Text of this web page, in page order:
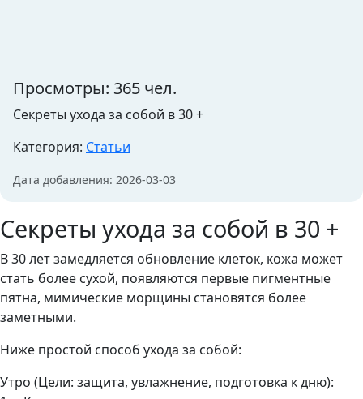
Просмотры: 365 чел.
Секреты ухода за собой в 30 +
Категория: Статьи
Дата добавления: 2026-03-03
Секреты ухода за собой в 30 +
В 30 лет замедляется обновление клеток, кожа может
стать более сухой, появляются первые пигментные
пятна, мимические морщины становятся более
заметными.
Ниже простой способ ухода за собой:
Утро (Цели: защита, увлажнение, подготовка к дню):